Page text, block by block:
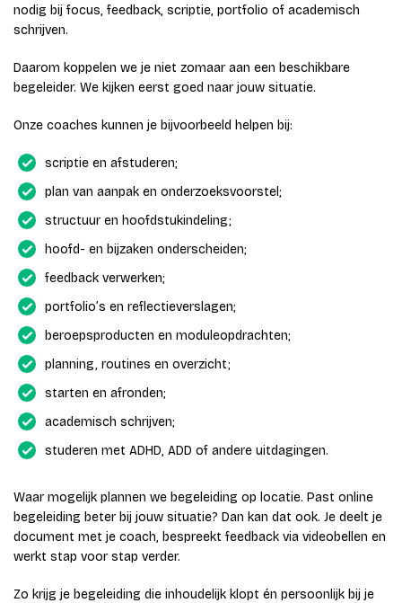
nodig bij focus, feedback, scriptie, portfolio of academisch
schrijven.
Daarom koppelen we je niet zomaar aan een beschikbare
begeleider. We kijken eerst goed naar jouw situatie.
Onze coaches kunnen je bijvoorbeeld helpen bij:
scriptie en afstuderen;
plan van aanpak en onderzoeksvoorstel;
structuur en hoofdstukindeling;
hoofd- en bijzaken onderscheiden;
feedback verwerken;
portfolio’s en reflectieverslagen;
beroepsproducten en moduleopdrachten;
planning, routines en overzicht;
starten en afronden;
academisch schrijven;
studeren met ADHD, ADD of andere uitdagingen.
Waar mogelijk plannen we begeleiding op locatie. Past online
begeleiding beter bij jouw situatie? Dan kan dat ook. Je deelt je
document met je coach, bespreekt feedback via videobellen en
werkt stap voor stap verder.
Zo krijg je begeleiding die inhoudelijk klopt én persoonlijk bij je